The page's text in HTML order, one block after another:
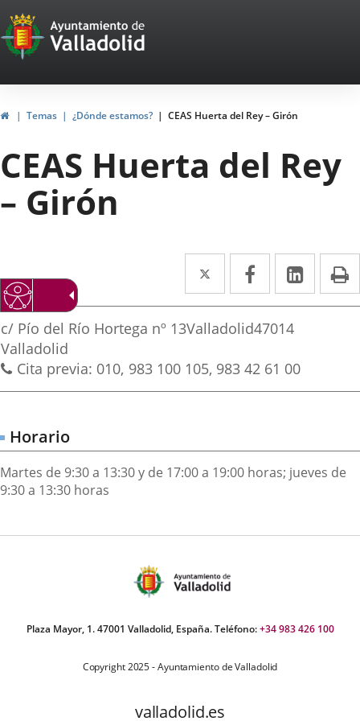
Portal
Web
del
Ayuntamiento
de
Valladolid
HomeTemas ¿Dónde estamos? CEAS Huerta del Rey – Girón
CEAS Huerta del Rey
– Girón
Twitter
Enlace
a
una
externa.
Facebook
Enlace
a
una
externa.
Enlace
a
Postal
address
c/ Pío del Río Hortega nº 13Valladolid47014
Valladolid
Phones
Cita previa: 010 983 100 105, 983 42 61 00
Horario
Martes de 9:30 a 13:30 y de 17:00 a 19:00 horas; jueves de
9:30 a 13:30 horas
Plaza Mayor, 1. 47001 Valladolid, España. Teléfono:+34 983 426 100
Copyright 2025 - Ayuntamiento de Valladolid
valladolid.es